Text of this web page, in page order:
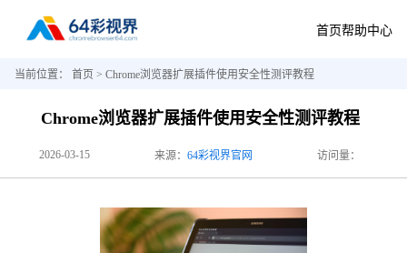
首页帮助中心
当前位置： 首页 > Chrome浏览器扩展插件使用安全性测评教程
Chrome浏览器扩展插件使用安全性测评教程
2026-03-15 来源： 64彩视界官网 访问量：